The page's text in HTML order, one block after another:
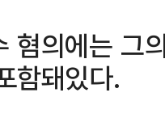
혐의에는 그
함돼있다.